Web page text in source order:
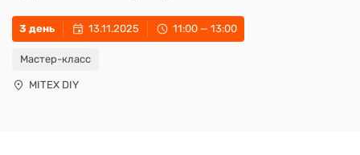
3 день 13.11.2025 11:00 — 13:00
Мастер-класс
MITEX DIY